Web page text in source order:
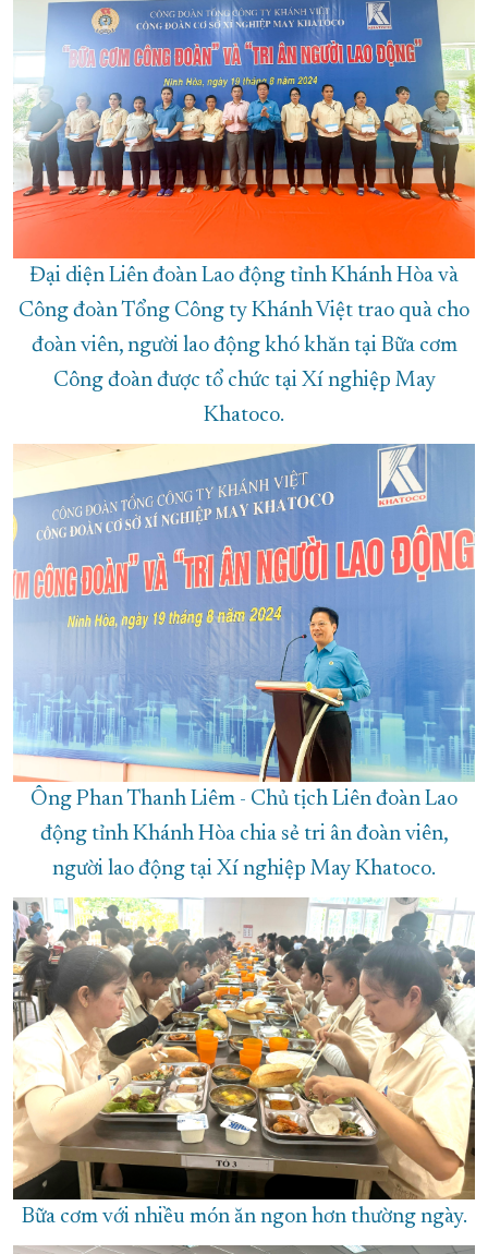
Đại diện Liên đoàn Lao động tỉnh Khánh Hòa và
Công đoàn Tổng Công ty Khánh Việt trao quà cho
đoàn viên, người lao động khó khăn tại Bữa cơm
Công đoàn được tổ chức tại Xí nghiệp May
Khatoco.
Ông Phan Thanh Liêm - Chủ tịch Liên đoàn Lao
động tỉnh Khánh Hòa chia sẻ tri ân đoàn viên,
người lao động tại Xí nghiệp May Khatoco.
Bữa cơm với nhiều món ăn ngon hơn thường ngày.